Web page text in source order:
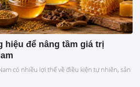
hiệu để nâng tầm giá trị
có nhiều lợi thế về điều kiện tự nhiên, sản